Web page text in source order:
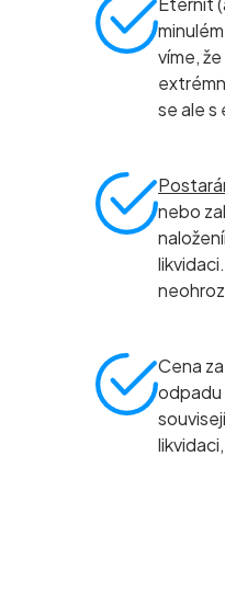
víme,
se ale
nebo
Cena
odpadu